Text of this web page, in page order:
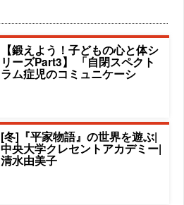
【鍛えよう！子どもの心と体シ
リーズPart3】 「自閉スペクト
ラム症児のコミュニケーシ
[冬]『平家物語』の世界を遊ぶ|
中央大学クレセントアカデミー|
清水由美子